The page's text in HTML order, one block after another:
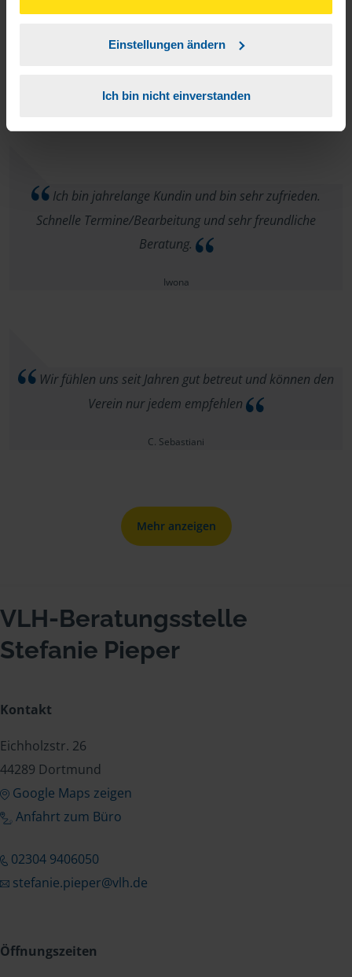
unserer➔ Datenschutzrichtliniezustimmen.
Einstellungen ändern
Ich bin nicht einverstanden
Kristina
Ich bin jahrelange Kundin und bin sehr zufrieden.
Schnelle Termine/Bearbeitung und sehr freundliche
Beratung.
Iwona
Wir fühlen uns seit Jahren gut betreut und können den
Verein nur jedem empfehlen
C. Sebastiani
Mehr anzeigen
VLH-Beratungsstelle
Stefanie Pieper
Kontakt
Eichholzstr. 26
44289 Dortmund
Google Maps zeigen
Anfahrt zum Büro
02304 9406050
stefanie.pieper@vlh.de
Öffnungszeiten